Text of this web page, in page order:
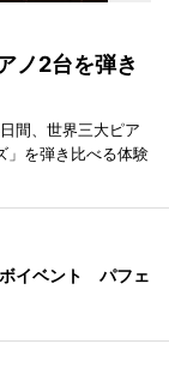
ノ2台を弾き
間、世界三大ピア
」を弾き比べる体験
イベント パフェ